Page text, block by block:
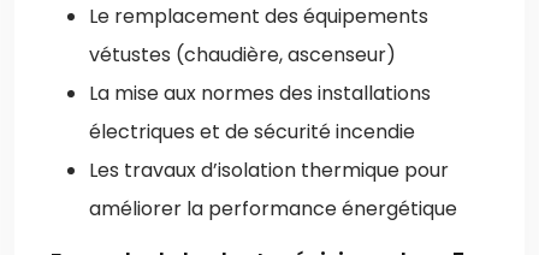
Le remplacement des équipements
vétustes (chaudière, ascenseur)
La mise aux normes des installations
électriques et de sécurité incendie
Les travaux d’isolation thermique pour
améliorer la performance énergétique